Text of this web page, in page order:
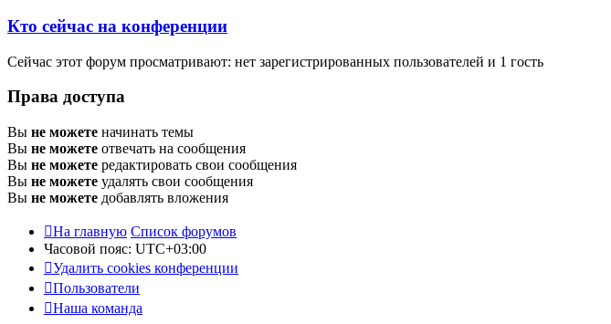
Кто сейчас на конференции
Сейчас этот форум просматривают: нет зарегистрированных пользователей и 1 гость
Права доступа
Вы не можете начинать темы
Вы не можете отвечать на сообщения
Вы не можете редактировать свои сообщения
Вы не можете удалять свои сообщения
Вы не можете добавлять вложения
На главную Список форумов
Часовой пояс: UTC+03:00
Удалить cookies конференции
Пользователи
Наша команда